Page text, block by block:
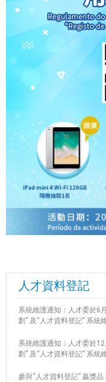
人才資料登記
系統維護通知：人才委於6
劃” 及“人才資料登記” 系統
系統維護通知：人才委於
劃” 及“人才資料登記” 系統
參與“人才資料登記” 贏獎